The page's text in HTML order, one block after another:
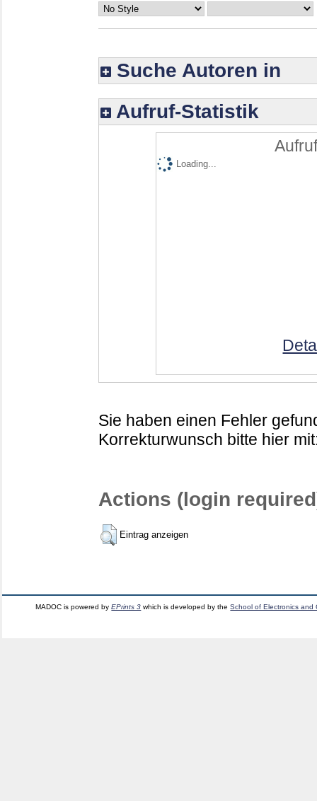
Suche Autoren in
Aufruf-Statistik
Loading...
Sie haben einen Fehler
Korrekturwunsch bitte hier
Actions (login
Eintrag anzeigen
MADOC is powered byEPrints 3 which is developed by theSchool of Electronics and